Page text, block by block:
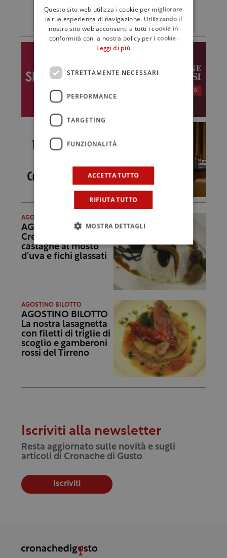
AGOSTINO BILOTTO
AGOSTINO BILOTTO
Crema di ricotta con
castagne al mosto
d’uva e fichi glassati
AGOSTINO BILOTTO
AGOSTINO BILOTTO
La nostra lasagnetta
con filetti di triglie di
scoglio e gamberoni
rossi del Tirreno
Iscriviti alla newsletter
Resta aggiornato sulle novità e sugli
articoli di Cronache di Gusto
Iscriviti
Questo sito web utilizza i cookie per migliorare
la tua esperienza di navigazione. Utilizzando il
nostro sito web acconsenti a tutti i cookie in
conformità con la nostra policy per i cookie.
Leggi di più
STRETTAMENTE NECESSARI
PERFORMANCE
TARGETING
FUNZIONALITÀ
ACCETTA TUTTO
RIFIUTA TUTTO
MOSTRA DETTAGLI